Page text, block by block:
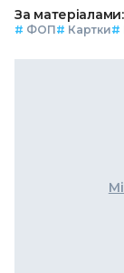
За матеріалами:
# ФОП# Картки#